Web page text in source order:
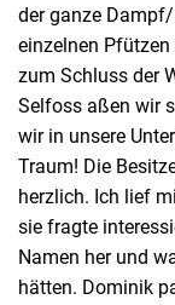
der ganze
einzelnen
zum Schluss der
Selfoss aßen wir
wir in unsere
Traum! Die
herzlich. Ich lief
sie fragte
Namen her und
hätten. Dominik